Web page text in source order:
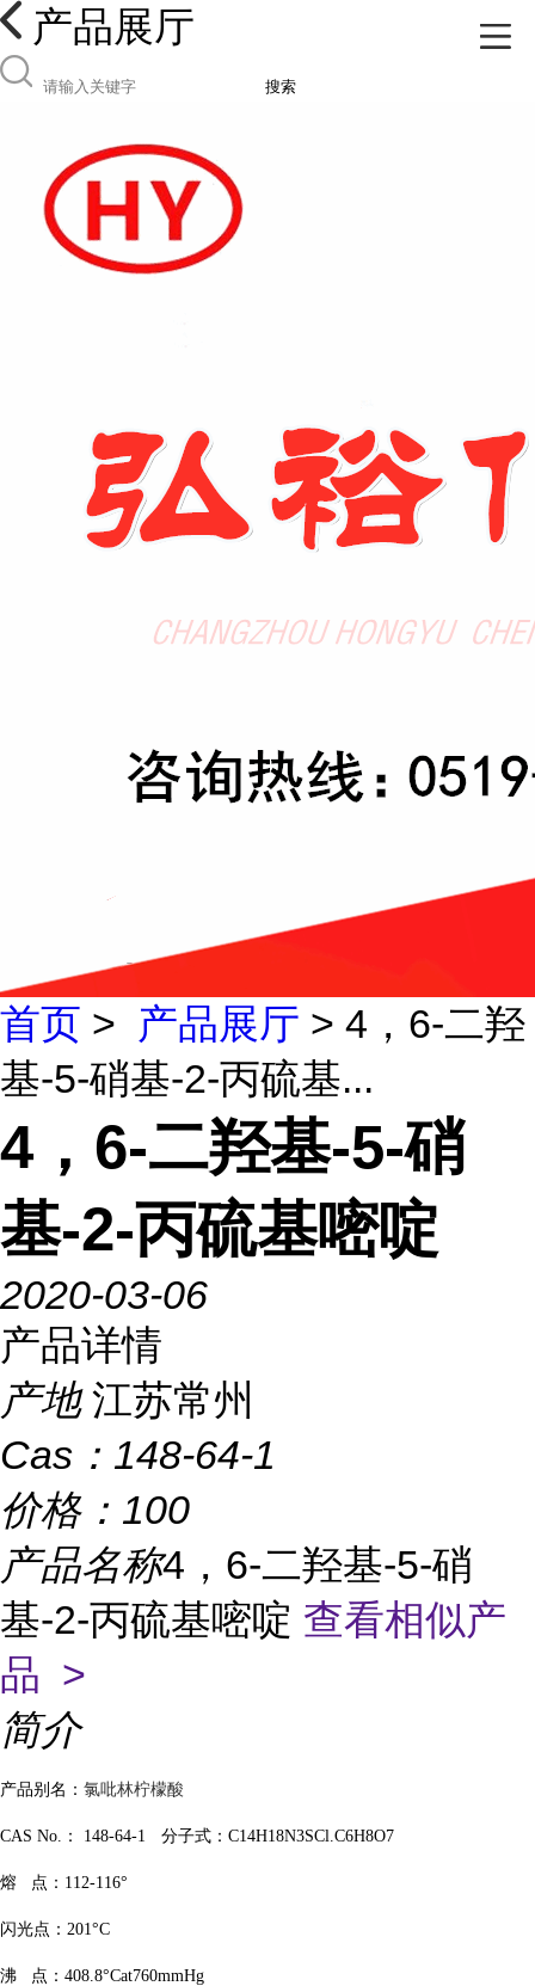
产品展厅
搜索
首页 > 产品展厅 > 4，6-二羟
基-5-硝基-2-丙硫基...
4，6-二羟基-5-硝
基-2-丙硫基嘧啶
2020-03-06
产品详情
产地 江苏常州
Cas： 148-64-1
价格： 100
产品名称4，6-二羟基-5-硝
基-2-丙硫基嘧啶 查看相似产
品 >
简介
产品别名： 氯吡林柠檬酸
CAS No.： 148-64-1 分子式：C14H18N3SCl.C6H8O7
熔 点： 112-116°
闪光点： 201°C
沸 点：408.8°Cat760mmHg